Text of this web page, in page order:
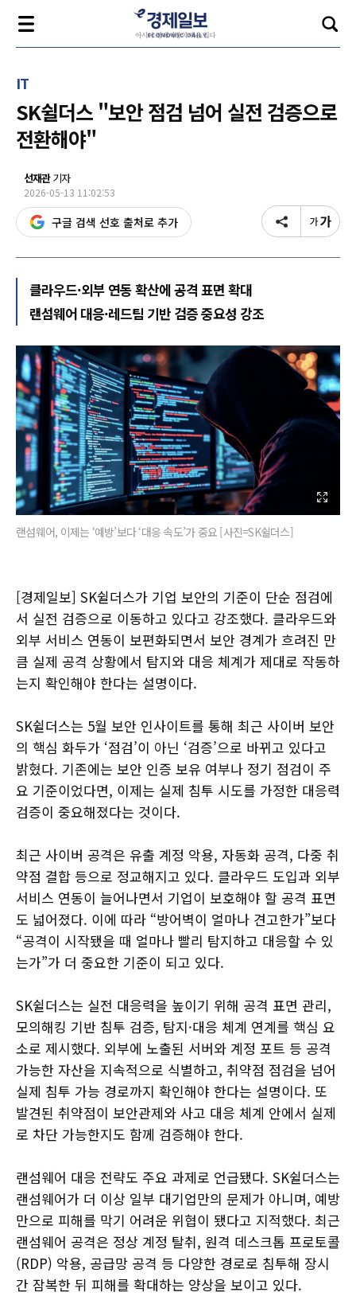
IT
SK쉴더스 "보안 점검 넘어 실전 검증으로
전환해야"
선재관기자
2026-05-13 11:02:53
구글 검색 선호 출처로 추가
클라우드·외부 연동 확산에 공격 표면 확대
랜섬웨어 대응·레드팀 기반 검증 중요성 강조
랜섬웨어, 이제는 ‘예방’보다 ‘대응 속도’가 중요 [사진=SK쉴더스]
[경제일보] SK쉴더스가 기업 보안의 기준이 단순 점검에
서 실전 검증으로 이동하고 있다고 강조했다. 클라우드와
외부 서비스 연동이 보편화되면서 보안 경계가 흐려진 만
큼 실제 공격 상황에서 탐지와 대응 체계가 제대로 작동하
는지 확인해야 한다는 설명이다.
SK쉴더스는 5월 보안 인사이트를 통해 최근 사이버 보안
의 핵심 화두가 ‘점검’이 아닌 ‘검증’으로 바뀌고 있다고
밝혔다. 기존에는 보안 인증 보유 여부나 정기 점검이 주
요 기준이었다면, 이제는 실제 침투 시도를 가정한 대응력
검증이 중요해졌다는 것이다.
최근 사이버 공격은 유출 계정 악용, 자동화 공격, 다중 취
약점 결합 등으로 정교해지고 있다. 클라우드 도입과 외부
서비스 연동이 늘어나면서 기업이 보호해야 할 공격 표면
도 넓어졌다. 이에 따라 “방어벽이 얼마나 견고한가”보다
“공격이 시작됐을 때 얼마나 빨리 탐지하고 대응할 수 있
는가”가 더 중요한 기준이 되고 있다.
SK쉴더스는 실전 대응력을 높이기 위해 공격 표면 관리,
모의해킹 기반 침투 검증, 탐지·대응 체계 연계를 핵심 요
소로 제시했다. 외부에 노출된 서버와 계정 포트 등 공격
가능한 자산을 지속적으로 식별하고, 취약점 점검을 넘어
실제 침투 가능 경로까지 확인해야 한다는 설명이다. 또
발견된 취약점이 보안관제와 사고 대응 체계 안에서 실제
로 차단 가능한지도 함께 검증해야 한다.
랜섬웨어 대응 전략도 주요 과제로 언급됐다. SK쉴더스는
랜섬웨어가 더 이상 일부 대기업만의 문제가 아니며, 예방
만으로 피해를 막기 어려운 위협이 됐다고 지적했다. 최근
랜섬웨어 공격은 정상 계정 탈취, 원격 데스크톱 프로토콜
(RDP) 악용, 공급망 공격 등 다양한 경로로 침투해 장시
간 잠복한 뒤 피해를 확대하는 양상을 보이고 있다.